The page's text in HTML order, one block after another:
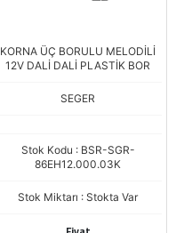
KORNA ÜÇ BORULU MELODİLİ
12V DALİ DALİ PLASTİK BOR
SEGER
Stok Kodu : BSR-SGR-
86EH12.000.03K
Stok Miktarı : Stokta Var